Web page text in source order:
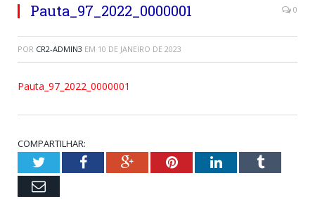
Pauta_97_2022_0000001 0
POR CR2-ADMIN3 EM 10 DE JANEIRO DE 2023
Pauta_97_2022_0000001
COMPARTILHAR:
TwitterFacebookGoogle+PinterestLinkedInTumblr
Email